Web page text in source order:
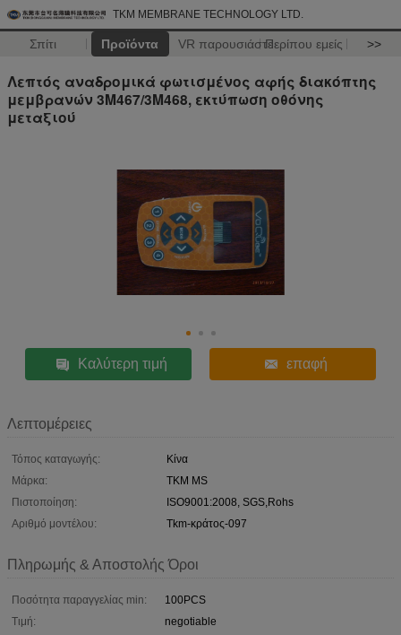
TKM MEMBRANE TECHNOLOGY LTD.
Σπίτι Προϊόντα VR παρουσιάστεΠερίπου εμείς >>
Λεπτός αναδρομικά φωτισμένος αφής διακόπτης
μεμβρανών 3M467/3M468, εκτύπωση οθόνης
μεταξιού
Καλύτερη τιμή επαφή
Λεπτομέρειες
Τόπος καταγωγής:
Κίνα
Μάρκα:
TKM MS
Πιστοποίηση:
ISO9001:2008, SGS,Rohs
Αριθμό μοντέλου:
Tkm-κράτος-097
Πληρωμής & Αποστολής Όροι
Ποσότητα παραγγελίας min:
100PCS
Τιμή:
negotiable